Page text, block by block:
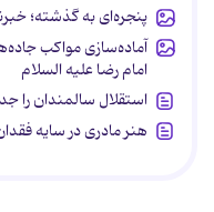
پنجره‌ای به گذشته؛
آماده‌سازی مواکب
امام رضا علیه السلام
استقلال سالمندان را
هنر مادری در سایه‌